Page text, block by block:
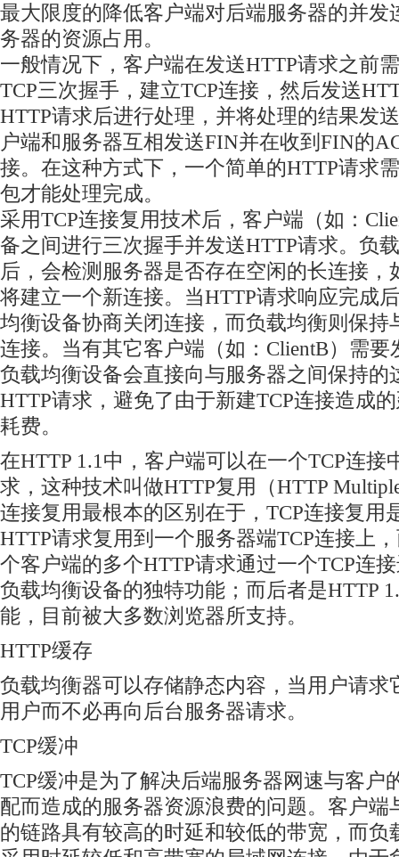
最大限度的降低客户端对后端服务器的并发
务器的资源占用。
一般情况下，客户端在发送HTTP请求之前
TCP三次握手，建立TCP连接，然后发送
HTTP请求后进行处理，并将处理的结果发
户端和服务器互相发送FIN并在收到FIN的
接。在这种方式下，一个简单的HTTP请求
包才能处理完成。
采用TCP连接复用技术后，客户端（如：
备之间进行三次握手并发送HTTP请求。负
后，会检测服务器是否存在空闲的长连接，
将建立一个新连接。当HTTP请求响应完成
均衡设备协商关闭连接，而负载均衡则保持
连接。当有其它客户端（如：ClientB）需要
负载均衡设备会直接向与服务器之间保持的
HTTP请求，避免了由于新建TCP连接造成
耗费。
在HTTP 1.1中，客户端可以在一个TCP连接
求，这种技术叫做HTTP复用（HTTP
连接复用最根本的区别在于，TCP连接复用
HTTP请求复用到一个服务器端TCP连接上
个客户端的多个HTTP请求通过一个TCP连
负载均衡设备的独特功能；而后者是HTTP
能，目前被大多数浏览器所支持。
HTTP缓存
负载均衡器可以存储静态内容，当用户请求
用户而不必再向后台服务器请求。
TCP缓冲
TCP缓冲是为了解决后端服务器网速与客户
配而造成的服务器资源浪费的问题。客户端
的链路具有较高的时延和较低的带宽，而负